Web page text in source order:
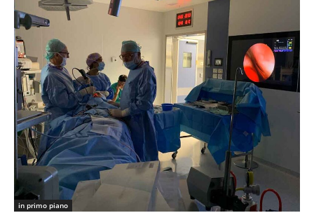
in primo piano